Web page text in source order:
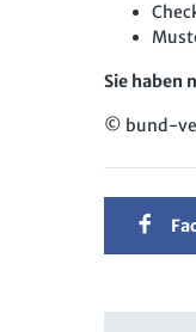
Sie haben
© bund-